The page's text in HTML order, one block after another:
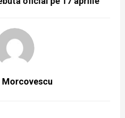
Morcovescu